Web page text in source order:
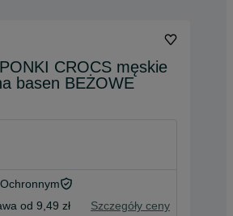
CROCS męskie
basen BEŻOWE
od 9,49 zł Szczegóły ceny